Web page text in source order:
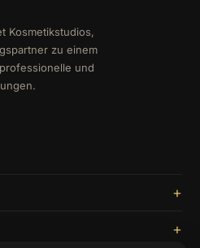
Kosmetikstudios,
zu einem
und